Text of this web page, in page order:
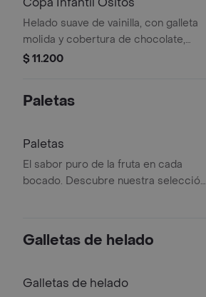
Helado suave de vainilla, con galleta
molida y cobertura de chocolate,
acompanado de grageas y gomas de
$ 11.200
Paletas
Paletas
El sabor puro de la fruta en cada
bocado. Descubre nuestra selección
Galletas de helado
Galletas de helado